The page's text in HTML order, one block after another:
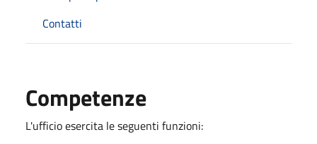
Contatti
Competenze
L'ufficio esercita le seguenti funzioni: